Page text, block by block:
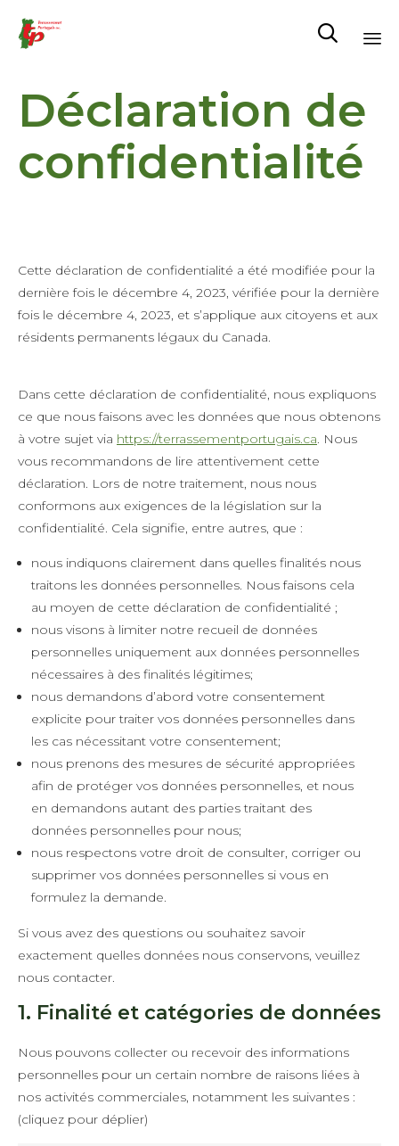

Déclaration de
confidentialité
Cette déclaration de confidentialité a été modifiée pour la
dernière fois le décembre 4, 2023, vérifiée pour la dernière
fois le décembre 4, 2023, et s’applique aux citoyens et aux
résidents permanents légaux du Canada.
Dans cette déclaration de confidentialité, nous expliquons
ce que nous faisons avec les données que nous obtenons
à votre sujet via https://terrassementportugais.ca. Nous
vous recommandons de lire attentivement cette
déclaration. Lors de notre traitement, nous nous
conformons aux exigences de la législation sur la
confidentialité. Cela signifie, entre autres, que :
nous indiquons clairement dans quelles finalités nous
traitons les données personnelles. Nous faisons cela
au moyen de cette déclaration de confidentialité ;
nous visons à limiter notre recueil de données
personnelles uniquement aux données personnelles
nécessaires à des finalités légitimes;
nous demandons d’abord votre consentement
explicite pour traiter vos données personnelles dans
les cas nécessitant votre consentement;
nous prenons des mesures de sécurité appropriées
afin de protéger vos données personnelles, et nous
en demandons autant des parties traitant des
données personnelles pour nous;
nous respectons votre droit de consulter, corriger ou
supprimer vos données personnelles si vous en
formulez la demande.
Si vous avez des questions ou souhaitez savoir
exactement quelles données nous conservons, veuillez
nous contacter.
1. Finalité et catégories de données
Nous pouvons collecter ou recevoir des informations
personnelles pour un certain nombre de raisons liées à
nos activités commerciales, notamment les suivantes :
(cliquez pour déplier)